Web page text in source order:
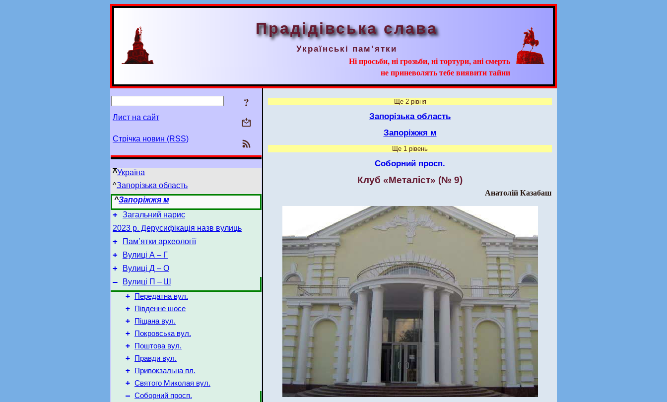
Прадідівська слава
Українські пам’ятки
Ні просьби, ні грозьби, ні тортури, ані смерть
не приневолять тебе виявити тайни
?
Лист на сайт
Стрічка новин (RSS)
^Україна
^Запорізька область
^Запоріжжя м
+ Загальний нарис
2023 р. Дерусифікація назв вулиць
+ Пам’ятки археології
+ Вулиці А – Г
+ Вулиці Д – O
–
Вулиці П – Ш
+
Передатна вул.
+ Південне шосе
+ Піщана вул.
+ Покровська вул.
+ Поштова вул.
+ Правди вул.
+ Привокзальна пл.
+ Святого Миколая вул.
– Соборний просп.
Ще 2 рівня
Запорізька область
Запоріжжя м
Ще 1 рівень
Соборний просп.
Клуб «Металіст» (№ 9)
Анатолій Казабаш